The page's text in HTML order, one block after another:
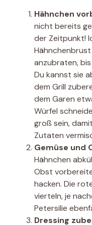
Hähnchen
nicht bereits
der Zeitpunkt!
anzubraten,
Du kannst sie
dem Grill
dem Garen
Würfel
groß sein,
Zutaten
Gemüse und
Hähnchen
Obst
hacken. Die
vierteln, je
Petersilie
Dressing